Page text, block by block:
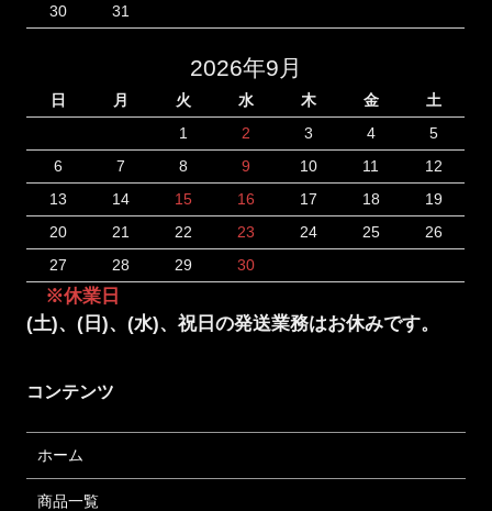
30
31
2026年9月
日 月 火 水 木 金
土
1
2 3 4
5
6
7 8 9 10 11
12
13
14 15 16 17 18
19
20
21 22 23 24 25
26
27
28 29 30
※休業日
(土)、(日)、(水)、祝日の発送業務はお休みです。
コンテンツ
ホーム
商品一覧